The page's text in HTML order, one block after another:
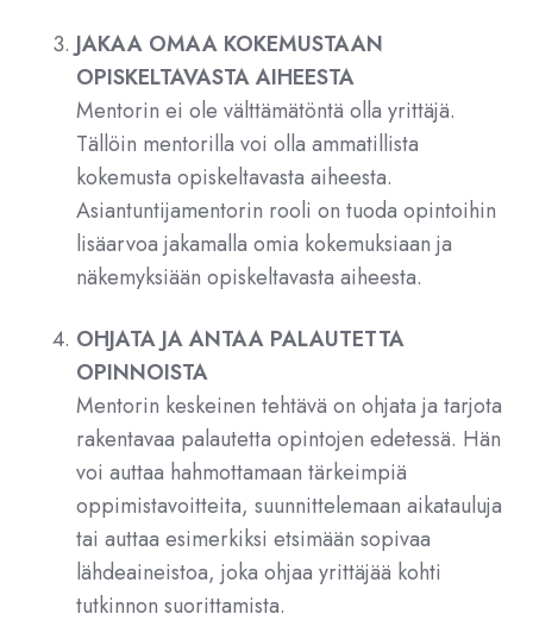
JAKAA OMAA KOKEMUSTAAN
OPISKELTAVASTA AIHEESTA
Mentorin ei ole välttämätöntä olla yrittäjä.
Tällöin mentorilla voi olla ammatillista
kokemusta opiskeltavasta aiheesta.
Asiantuntijamentorin rooli on tuoda opintoihin
lisäarvoa jakamalla omia kokemuksiaan ja
näkemyksiään opiskeltavasta aiheesta.
OHJATA JA ANTAA PALAUTETTA
OPINNOISTA
Mentorin keskeinen tehtävä on ohjata ja tarjota
rakentavaa palautetta opintojen edetessä. Hän
voi auttaa hahmottamaan tärkeimpiä
oppimistavoitteita, suunnittelemaan aikatauluja
tai auttaa esimerkiksi etsimään sopivaa
lähdeaineistoa, joka ohjaa yrittäjää kohti
tutkinnon suorittamista.